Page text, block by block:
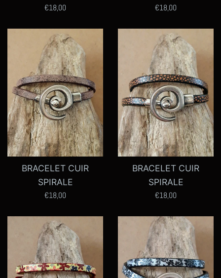
Prix
€18,00
Prix
€18,00
BRACELET CUIR
SPIRALE
Prix
€18,00
BRACELET CUIR
SPIRALE
Prix
€18,00